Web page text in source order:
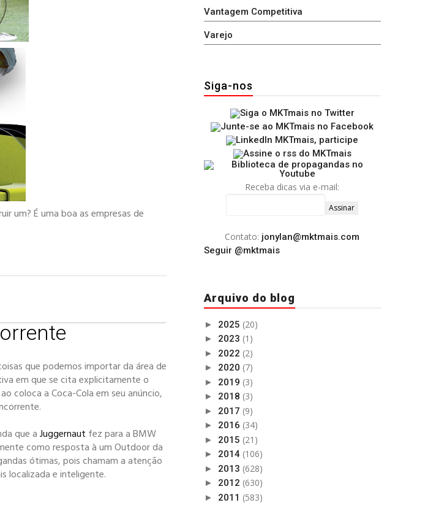
um? É uma boa as empresas de
que podemos importar da área de
em que se cita explicitamente o
coloca a Coca-Cola em seu anúncio,
que aJuggernaut fez para a BMW
como resposta à um Outdoor da
ótimas, pois chamam a atenção
localizada e inteligente.
Vantagem Competitiva
Varejo
Siga-nos
Receba dicas via e-mail:
Contato: jonylan@mktmais.com
Seguir @mktmais
Arquivo do blog
► 2025 (20)
► 2023 (1)
► 2022 (2)
► 2020 (7)
► 2019 (3)
► 2018 (3)
► 2017 (9)
► 2016 (34)
► 2015 (21)
► 2014 (106)
► 2013 (628)
► 2012 (630)
► 2011 (583)